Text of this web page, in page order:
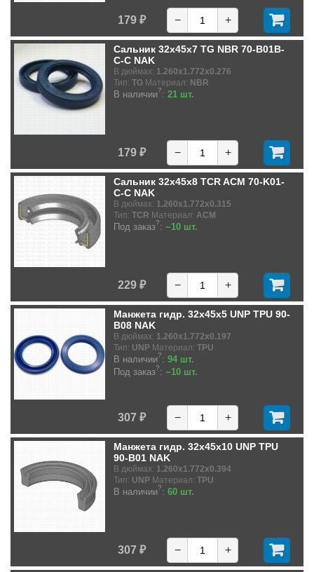
179 ₽ − +
Сальник 32x45x7 TG NBR 70-B01B-
C-C NAK
В дюймах: 1.260x1.772x0.276
Тип: TG Материал: NBR
В наличии?: 21 шт.
179 ₽ − +
Сальник 32x45x8 TCR ACM 70-K01-
C-C NAK
В дюймах: 1.260x1.772x0.315
Тип: TCR Материал: ACM
Под заказ?: ~10 шт.
229 ₽ − +
Манжета гидр. 32x45x5 UNP TPU 90-
B08 NAK
В дюймах: 1.260x1.772x0.197
Тип: UNP Материал: TPU
В наличии?: 94 шт.
Под заказ?: ~10 шт.
307 ₽ − +
Манжета гидр. 32x45x10 UNP TPU
90-B01 NAK
В дюймах: 1.260x1.772x0.394
Тип: UNP Материал: TPU
В наличии?: 60 шт.
307 ₽ − +